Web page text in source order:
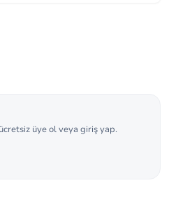
üye ol veya giriş yap.